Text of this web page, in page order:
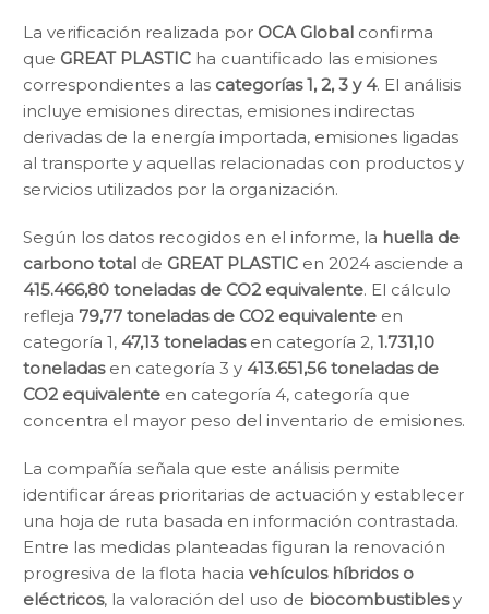
La verificación realizada por OCA Global confirma
que GREAT PLASTIC ha cuantificado las emisiones
correspondientes a las categorías 1, 2, 3 y 4. El análisis
incluye emisiones directas, emisiones indirectas
derivadas de la energía importada, emisiones ligadas
al transporte y aquellas relacionadas con productos y
servicios utilizados por la organización.
Según los datos recogidos en el informe, la huella de
carbono total de GREAT PLASTIC en 2024 asciende a
415.466,80 toneladas de CO2 equivalente. El cálculo
refleja 79,77 toneladas de CO2 equivalente en
categoría 1, 47,13 toneladasen categoría 2, 1.731,10
toneladasen categoría 3 y 413.651,56 toneladas de
CO2 equivalente en categoría 4, categoría que
concentra el mayor peso del inventario de emisiones.
La compañía señala que este análisis permite
identificar áreas prioritarias de actuación y establecer
una hoja de ruta basada en información contrastada.
Entre las medidas planteadas figuran la renovación
progresiva de la flota hacia vehículos híbridos o
eléctricos, la valoración del uso de biocombustiblesy